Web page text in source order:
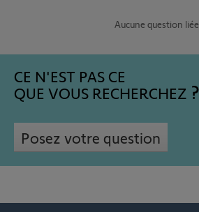
Aucune question liée
CE N'EST PAS CE
QUE VOUS RECHERCHEZ
Posez votre question